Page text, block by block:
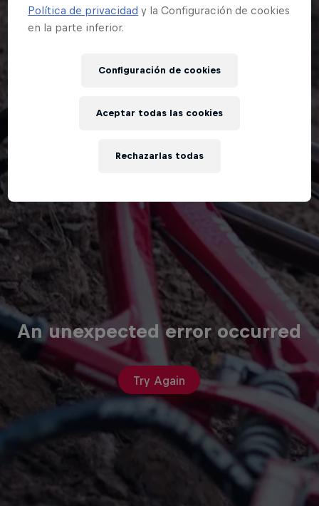
An unexpected error occurred
Try Again
Política de privacidad y la Configuración de cookies
en la parte inferior.
Configuración de cookies
Rechazarlas todas
Aceptar todas las cookies